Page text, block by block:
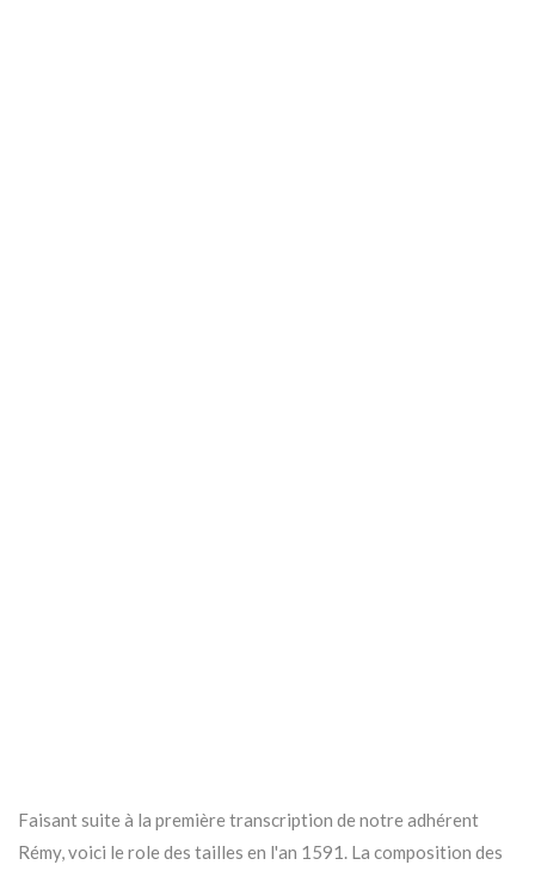
Faisant suite à la première transcription de notre adhérent
Rémy, voici le role des tailles en l'an 1591. La composition des